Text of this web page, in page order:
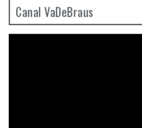
Canal VaDeBraus